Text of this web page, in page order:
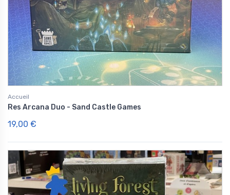
Accueil
Res Arcana Duo - Sand Castle Games
19,00 €